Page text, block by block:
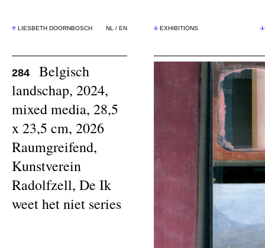
LIESBETH DOORNBOSCH NL / EN EXHIBITIONS
284
Belgisch
landschap, 2024,
mixed media, 28,5
x 23,5 cm, 2026
Raumgreifend,
Kunstverein
Radolfzell, De Ik
weet het niet series